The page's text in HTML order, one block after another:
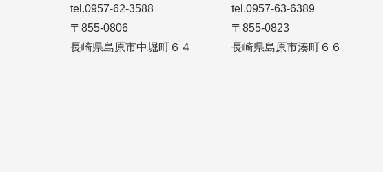
tel.0957-62-3588
〒855-0806
長崎県島原市中堀町６４
tel.0957-63-6389
〒855-0823
長崎県島原市湊町６６